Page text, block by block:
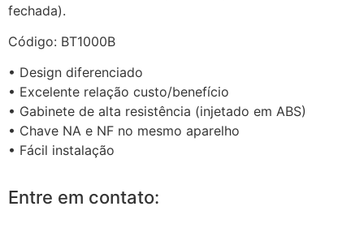
fechada).
Código: BT1000B
• Design diferenciado
• Excelente relação custo/benefício
• Gabinete de alta resistência (injetado em ABS)
• Chave NA e NF no mesmo aparelho
• Fácil instalação
Entre em contato: